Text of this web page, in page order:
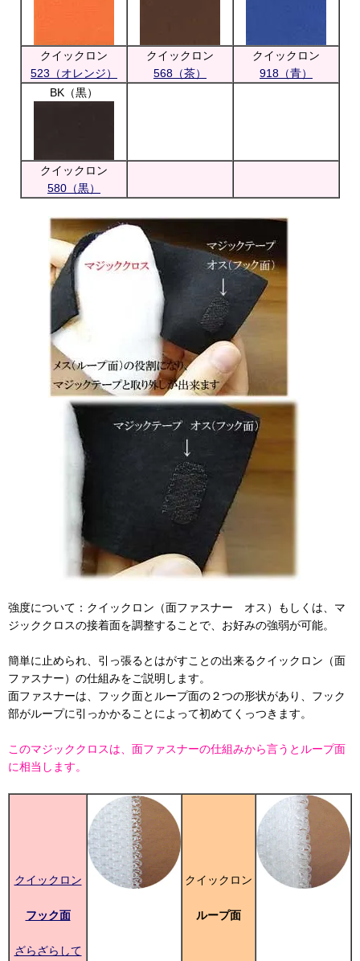
クイックロン
523（オレンジ）
クイックロン
568（茶）
クイックロン
918（青）
BK（黒）
クイックロン
580（黒）
強度について：クイックロン（面ファスナー オス）もしくは、マ
ジッククロスの接着面を調整することで、お好みの強弱が可能。
簡単に止められ、引っ張るとはがすことの出来るクイックロン（面
ファスナー）の仕組みをご説明します。
面ファスナーは、フック面とループ面の２つの形状があり、フック
部がループに引っかかることによって初めてくっつきます。
このマジッククロスは、面ファスナーの仕組みから言うとループ面
に相当します。
クイックロン
フック面
ざらざらして
クイックロン
ループ面